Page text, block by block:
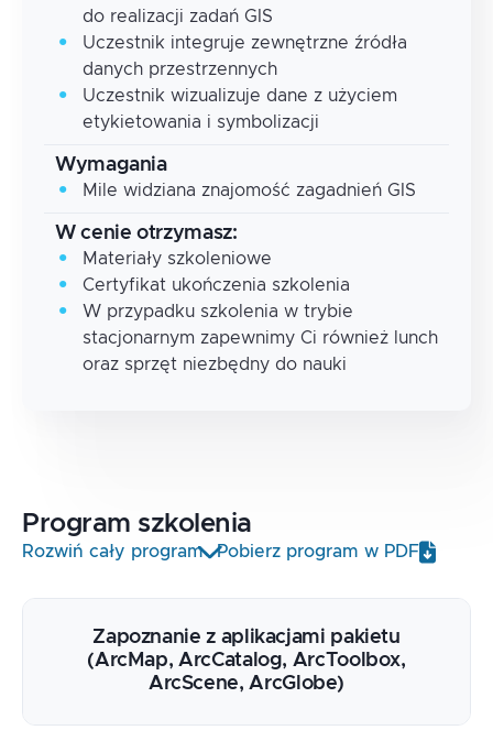
do realizacji zadań GIS
Uczestnik integruje zewnętrzne źródła
danych przestrzennych
Uczestnik wizualizuje dane z użyciem
etykietowania i symbolizacji
Wymagania
Mile widziana znajomość zagadnień GIS
W cenie otrzymasz:
Materiały szkoleniowe
Certyfikat ukończenia szkolenia
W przypadku szkolenia w trybie
stacjonarnym zapewnimy Ci również lunch
oraz sprzęt niezbędny do nauki
Program szkolenia
Rozwiń cały program Pobierz program w PDF
Zapoznanie z aplikacjami pakietu
(ArcMap, ArcCatalog, ArcToolbox,
ArcScene, ArcGlobe)